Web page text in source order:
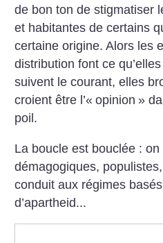
de bon ton de stigmatiser
et habitantes de certains
certaine origine. Alors les
distribution font ce
suivent le courant, elles
croient être l’« opinion »
poil.
La boucle est bouclée :
démagogiques,
conduit aux régimes
d’apartheid...